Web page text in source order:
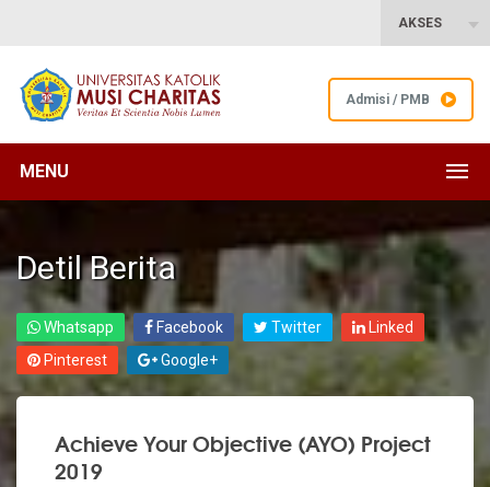
AKSES
Admisi / PMB
MENU
Detil Berita
Whatsapp Facebook Twitter
Linked
Pinterest
Google+
Achieve Your Objective (AYO) Project
2019